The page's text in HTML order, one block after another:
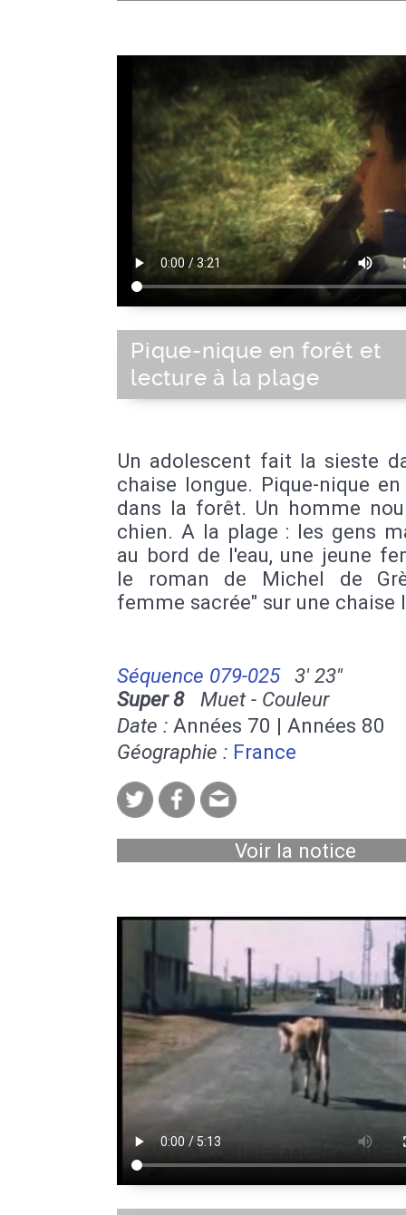
Pique-nique en forêt et
lecture à la plage
Un adolescent fait la sieste
chaise longue. Pique-nique
dans la forêt. Un homme
chien. A la plage : les gens
au bord de l'eau, une jeune
le roman de Michel de
femme sacrée" sur une chaise
Séquence 079-025
3' 23''
Super 8Muet - Couleur
Date : Années 70 | Années 80
Géographie : France
Voir la notice